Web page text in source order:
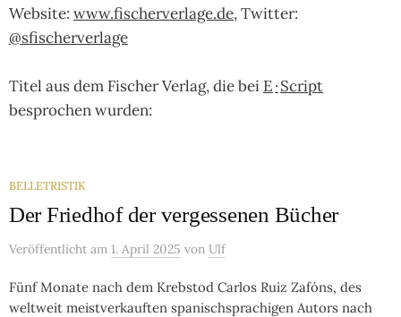
Website: www.fischerverlage.de, Twitter:
@sfischerverlage
Titel aus dem Fischer Verlag, die bei E·Script
besprochen wurden:
BELLETRISTIK
Der Friedhof der vergessenen Bücher
Veröffentlicht am 1. April 2025 von Ulf
Fünf Monate nach dem Krebstod Carlos Ruiz Zafóns, des
weltweit meistverkauften spanischsprachigen Autors nach